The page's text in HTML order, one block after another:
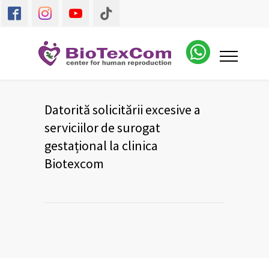
Datorită solicitării excesive a
serviciilor de surogat
gestațional la clinica
Biotexcom